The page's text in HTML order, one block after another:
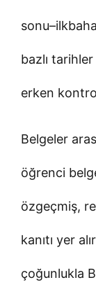
bazlı
erken
Belgeler
öğrenci
özgeçmiş,
kanıtı yer
çoğunlukla